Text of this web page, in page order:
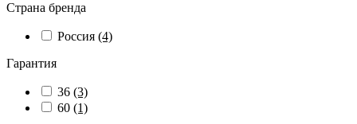
Страна бренда
Россия (4)
Гарантия
36 (3)
60 (1)